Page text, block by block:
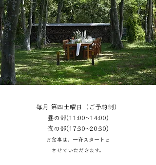
毎月 第四土曜日（ご予約制）
昼の部(11:00~14:00)
夜の部(17:30~20:30)
お食事は、一斉スタートと
させていただきます。